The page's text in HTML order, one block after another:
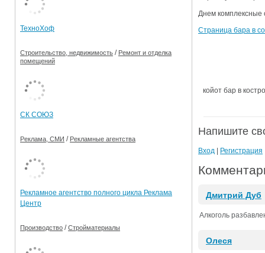
Ограничения движения транспорта на майские
Электронные транспортные карты
Днем комплексные
Страница бара в
койот бар в
Напишите
Вход Регистрация
Дмитрий Дуб
Алкоголь
Олеся
ТехноХоф
Строительство, недвижимость / Ремонт и отделка
помещений
СК СОЮЗ
Реклама, СМИ / Рекламные агентства
Рекламное агентство полного цикла Реклама
Центр
Производство /Стройматериалы